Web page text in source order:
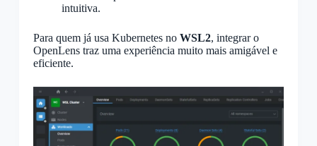
intuitiva.
Para quem já usa Kubernetes no WSL2, integrar o
OpenLens traz uma experiência muito mais amigável e
eficiente.